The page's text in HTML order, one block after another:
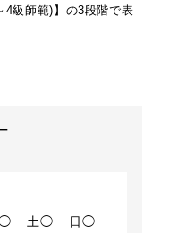
4級師範)】の3段階で表
土◯
日◯